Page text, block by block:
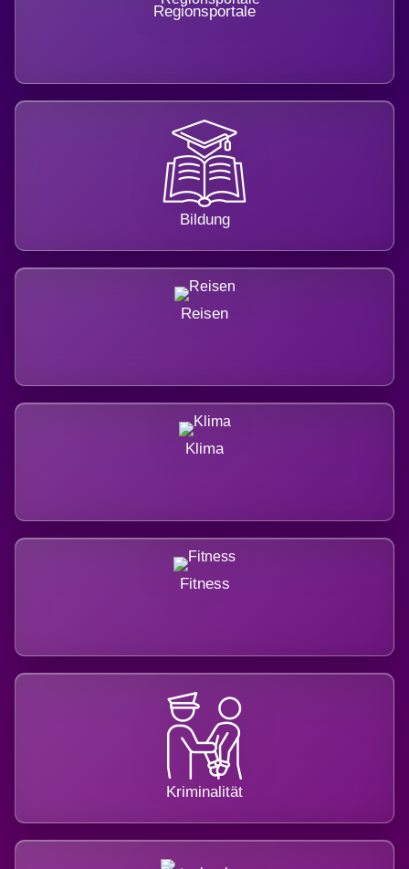
Regionsportale
Bildung
Reisen
Klima
Fitness
Kriminalität